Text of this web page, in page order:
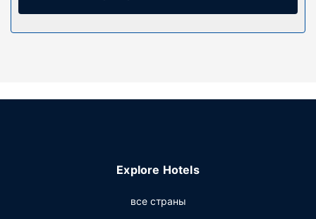
К вашим услугам многочисленные возможности для
Другие особенностиExplore Hotels
все страны